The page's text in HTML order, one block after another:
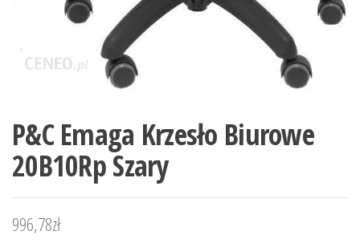
P&C Emaga Krzesło Biurowe
20B10Rp Szary
996,78zł